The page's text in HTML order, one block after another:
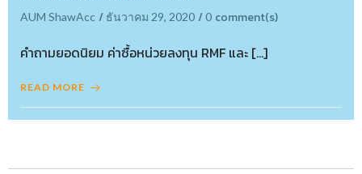
AUM ShawAcc / ธันวาคม 29, 2020 /0 comment(s)
คำถามยอดนิยม ค่าซื้อหน่วยลงทุน RMF และ […]
READ MORE